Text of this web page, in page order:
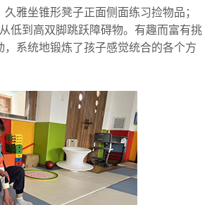
雅坐锥形凳子正面侧面练习捡物品；
低到高双脚跳跃障碍物。有趣而富有挑
，系统地锻炼了孩子感觉统合的各个方